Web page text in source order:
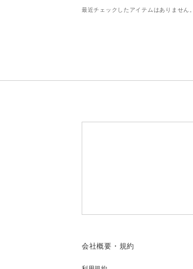
最近チェックしたアイテムはありません。
会社概要・規約